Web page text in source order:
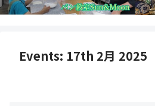
Events: 17th 2月 2025